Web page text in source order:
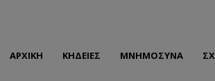
ΑΡΧΙΚΗ ΚΗΔΕΙΕΣ ΜΝΗΜΟΣΥΝΑ